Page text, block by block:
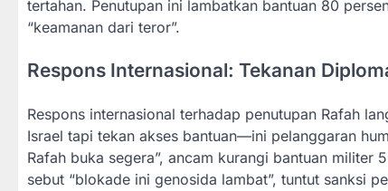
tertahan. Penutupan ini lambatkan bantuan 80
“keamanan dari teror”.
Respons Internasional: Tekanan
Respons internasional terhadap penutupan Rafah
Israel tapi tekan akses bantuan—ini pelanggaran
Rafah buka segera”, ancam kurangi bantuan
sebut “blokade ini genosida lambat”, tuntut sanksi